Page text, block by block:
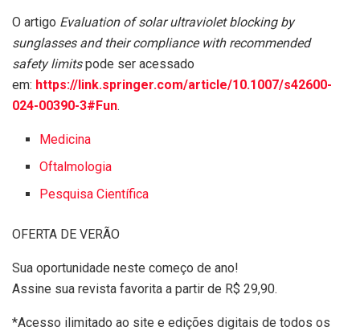
O artigo Evaluation of solar ultraviolet blocking by
sunglasses and their compliance with recommended
safety limits pode ser acessado
em: https://link.springer.com/article/10.1007/s42600-
024-00390-3#Fun.
Medicina
Oftalmologia
Pesquisa Científica
OFERTA DE VERÃO
Sua oportunidade neste começo de ano!
Assine sua revista favorita a partir de R$ 29,90.
*Acesso ilimitado ao site e edições digitais de todos os